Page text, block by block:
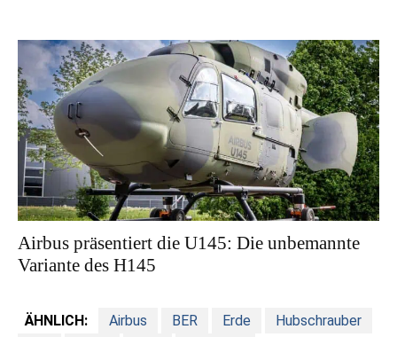
Airbus präsentiert die U145: Die unbemannte
Variante des H145
ÄHNLICH: Airbus BER Erde
Hubschrauber